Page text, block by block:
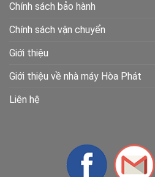
Chính sách bảo hành
Chính sách vận chuyển
Giới thiệu
Giới thiệu về nhà máy Hòa Phát
Liên hệ